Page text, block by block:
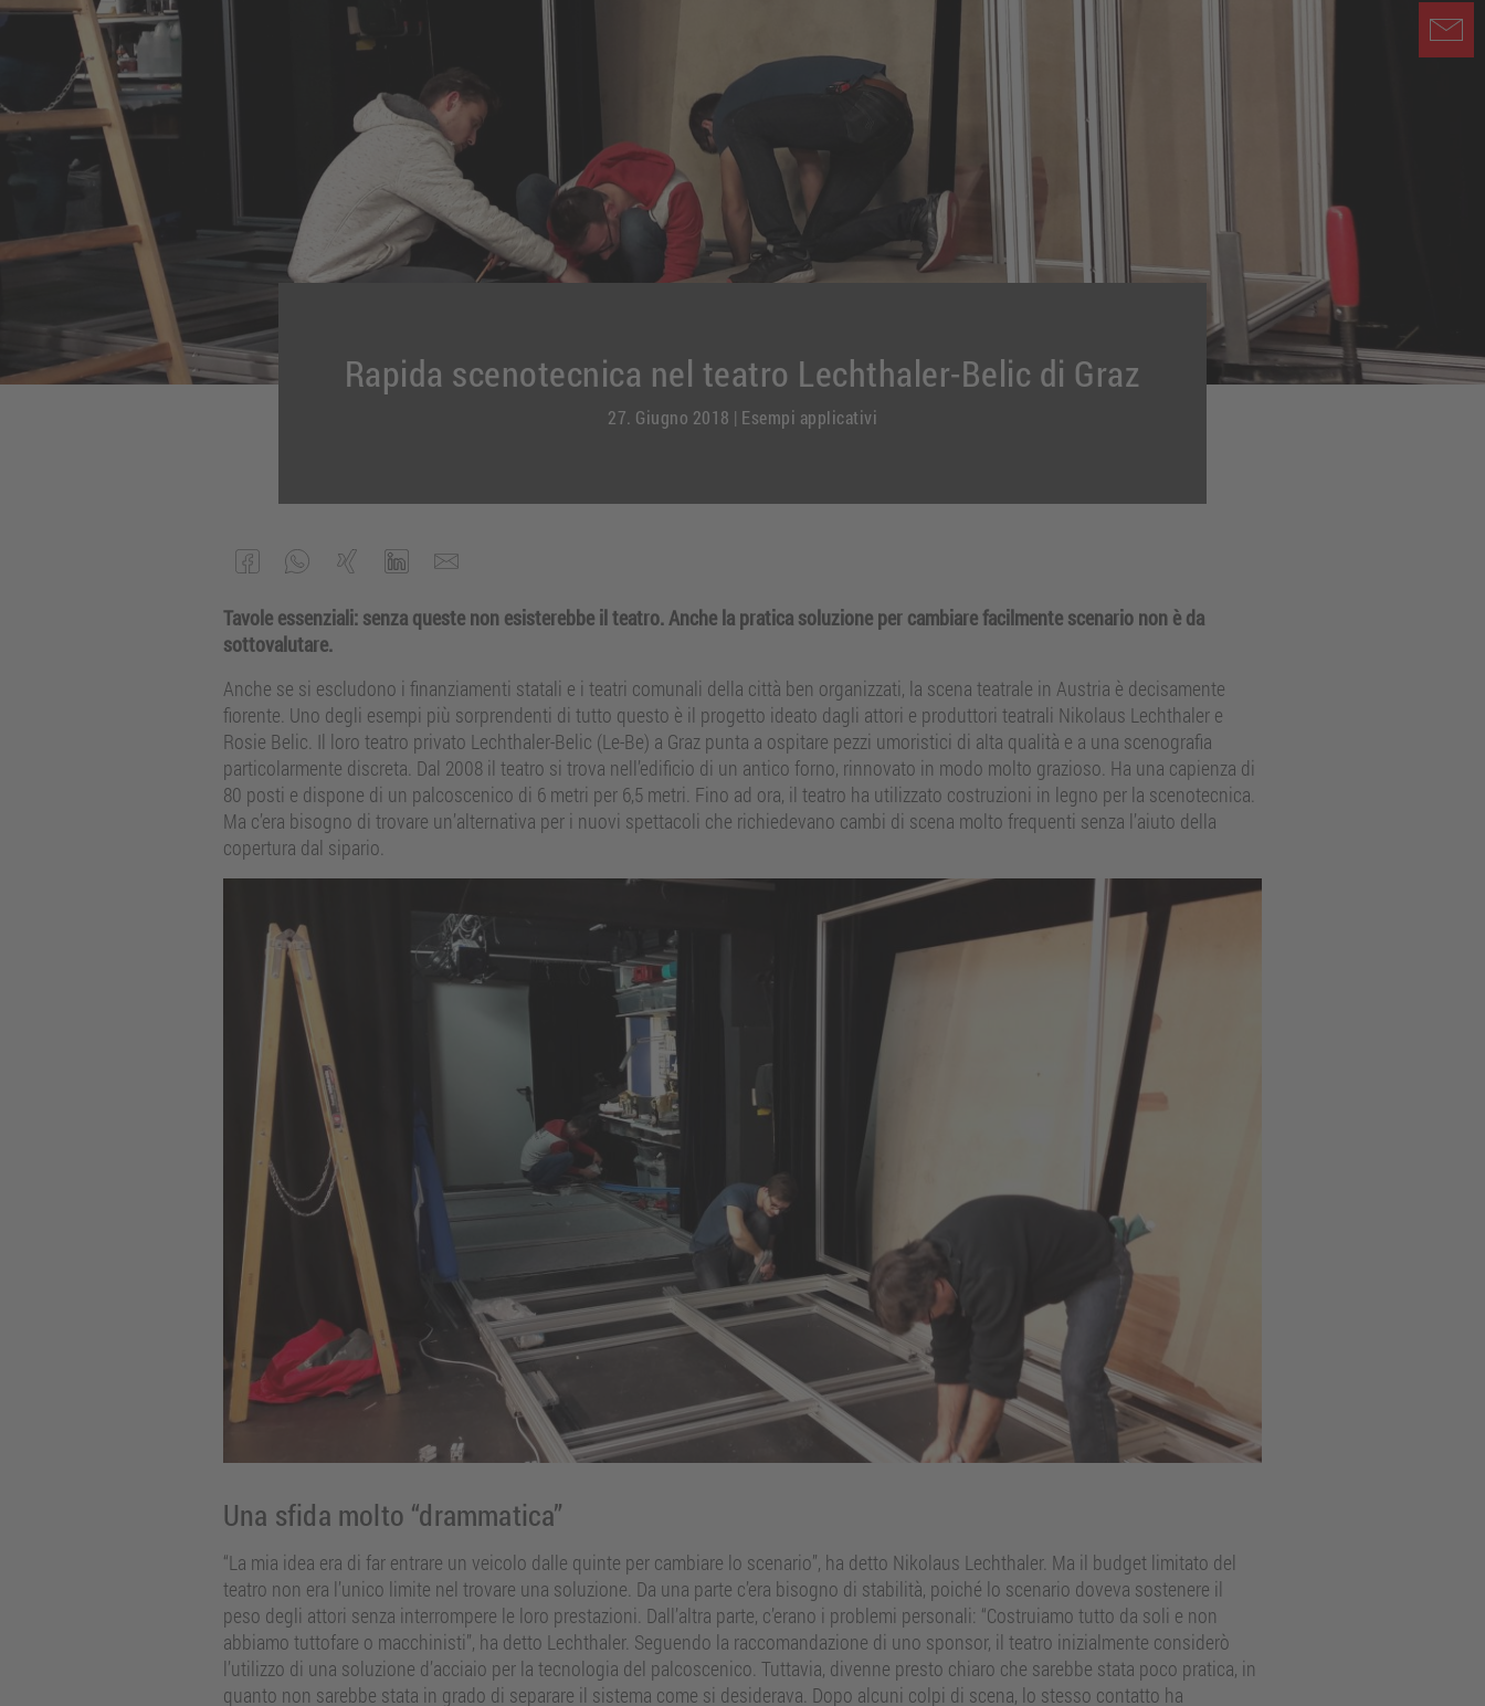
Rapida scenotecnica nel teatro Lechthaler-Belic di Graz
27. Giugno 2018 | Esempi applicativi
Tavole essenziali: senza queste non esisterebbe il teatro. Anche la pratica soluzione per cambiare facilmente scenario non è da
sottovalutare.
Anche se si escludono i finanziamenti statali e i teatri comunali della città ben organizzati, la scena teatrale in Austria è decisamente
fiorente. Uno degli esempi più sorprendenti di tutto questo è il progetto ideato dagli attori e produttori teatrali Nikolaus Lechthaler e
Rosie Belic. Il loro teatro privato Lechthaler-Belic (Le-Be) a Graz punta a ospitare pezzi umoristici di alta qualità e a una scenografia
particolarmente discreta. Dal 2008 il teatro si trova nell’edificio di un antico forno, rinnovato in modo molto grazioso. Ha una capienza di
80 posti e dispone di un palcoscenico di 6 metri per 6,5 metri. Fino ad ora, il teatro ha utilizzato costruzioni in legno per la scenotecnica.
Ma c’era bisogno di trovare un’alternativa per i nuovi spettacoli che richiedevano cambi di scena molto frequenti senza l’aiuto della
copertura dal sipario.
Una sfida molto “drammatica”
“La mia idea era di far entrare un veicolo dalle quinte per cambiare lo scenario”, ha detto Nikolaus Lechthaler. Ma il budget limitato del
teatro non era l’unico limite nel trovare una soluzione. Da una parte c’era bisogno di stabilità, poiché lo scenario doveva sostenere il
peso degli attori senza interrompere le loro prestazioni. Dall’altra parte, c’erano i problemi personali: “Costruiamo tutto da soli e non
abbiamo tuttofare o macchinisti”, ha detto Lechthaler. Seguendo la raccomandazione di uno sponsor, il teatro inizialmente considerò
l’utilizzo di una soluzione d’acciaio per la tecnologia del palcoscenico. Tuttavia, divenne presto chiaro che sarebbe stata poco pratica, in
quanto non sarebbe stata in grado di separare il sistema come si desiderava. Dopo alcuni colpi di scena, lo stesso contatto ha